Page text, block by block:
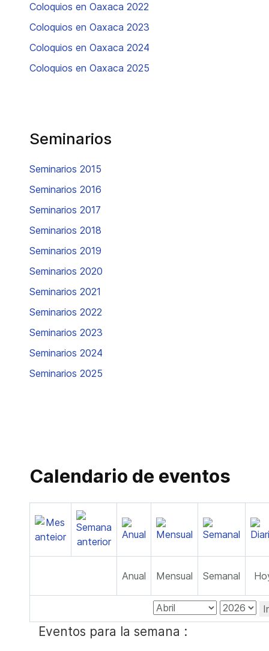
Coloquios en Oaxaca 2022
Coloquios en Oaxaca 2023
Coloquios en Oaxaca 2024
Coloquios en Oaxaca 2025
Seminarios
Seminarios 2015
Seminarios 2016
Seminarios 2017
Seminarios 2018
Seminarios 2019
Seminarios 2020
Seminarios 2021
Seminarios 2022
Seminarios 2023
Seminarios 2024
Seminarios 2025
Calendario de eventos
Anual Mensual Semanal
Eventos para la semana :